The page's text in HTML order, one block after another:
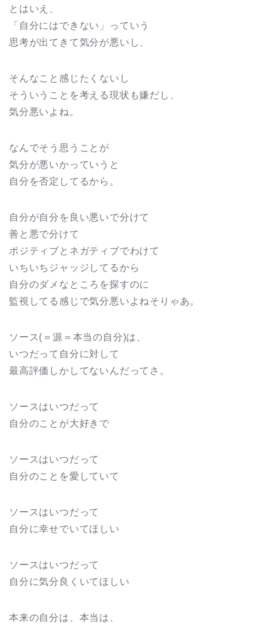
とはいえ、
「自分にはできない」っていう
思考が出てきて気分が悪いし、
そんなこと感じたくないし
そういうことを考える現状も嫌だし、
気分悪いよね。
なんでそう思うことが
気分が悪いかっていうと
自分を否定してるから。
自分が自分を良い悪いで分けて
善と悪で分けて
ポジティブとネガティブでわけて
いちいちジャッジしてるから
自分のダメなところを探すのに
監視してる感じで気分悪いよねそりゃあ。
ソース(＝源＝本当の自分)は、
いつだって自分に対して
最高評価しかしてないんだってさ。
ソースはいつだって
自分のことが大好きで
ソースはいつだって
自分のことを愛していて
ソースはいつだって
自分に幸せでいてほしい
ソースはいつだって
自分に気分良くいてほしい
本来の自分は、本当は、